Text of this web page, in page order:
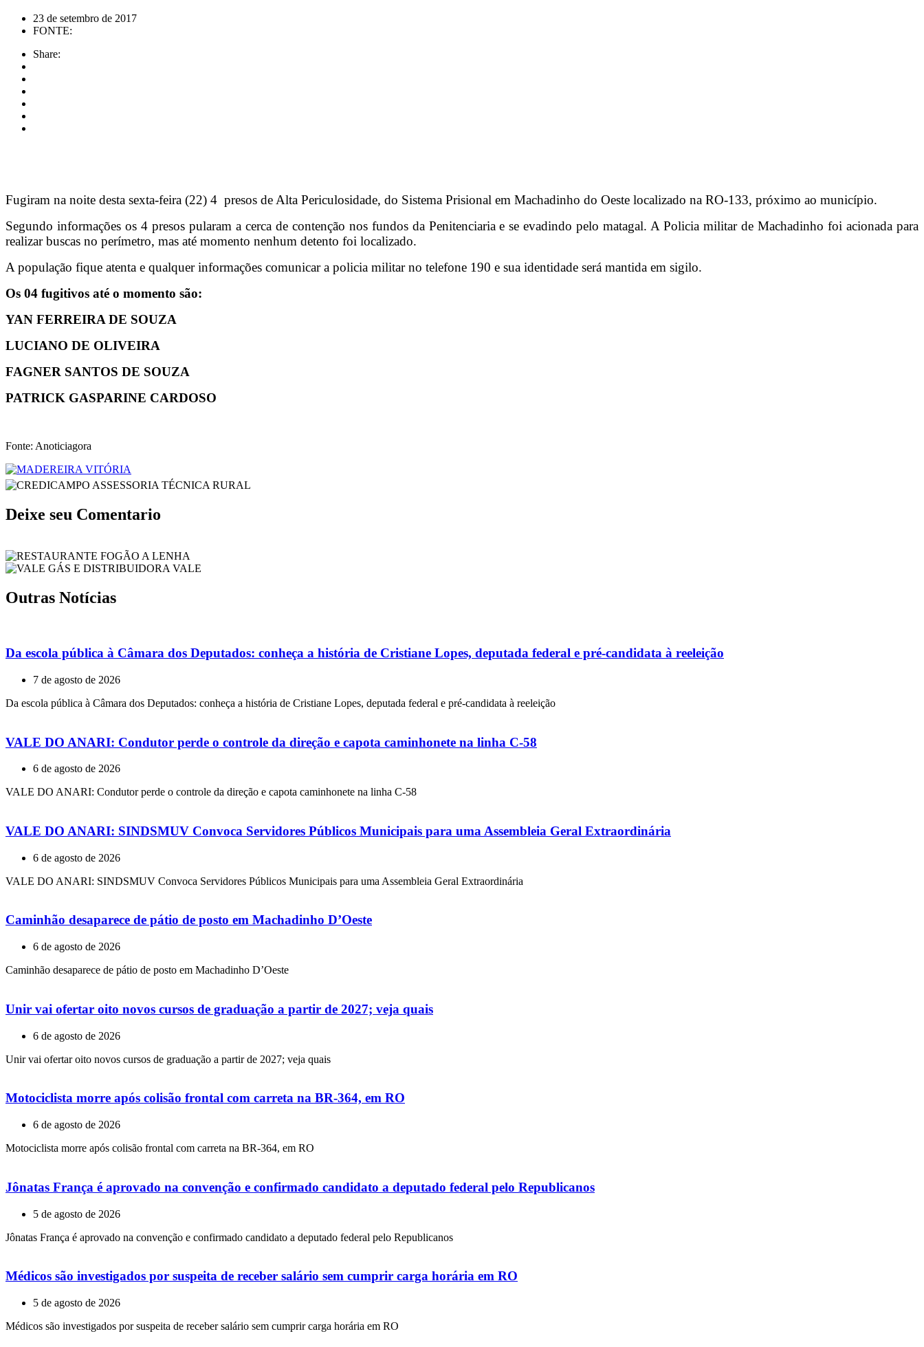
23 de setembro de 2017
FONTE:
Share:
Fugiram na noite desta sexta-feira (22) 4 presos de Alta Periculosidade, do Sistema Prisional em Machadinho do Oeste localizado na RO-133, próximo ao município.
Segundo informações os 4 presos pularam a cerca de contenção nos fundos da Penitenciaria e se evadindo pelo matagal. A Policia militar de Machadinho foi acionada para
realizar buscas no perímetro, mas até momento nenhum detento foi localizado.
A população fique atenta e qualquer informações comunicar a policia militar no telefone 190 e sua identidade será mantida em sigilo.
Os 04 fugitivos até o momento são:
YAN FERREIRA DE SOUZA
LUCIANO DE OLIVEIRA
FAGNER SANTOS DE SOUZA
PATRICK GASPARINE CARDOSO
Fonte: Anoticiagora
Deixe seu Comentario
Outras Notícias
Da escola pública à Câmara dos Deputados: conheça a história de Cristiane Lopes, deputada federal e pré-candidata à reeleição
7 de agosto de 2026
Da escola pública à Câmara dos Deputados: conheça a história de Cristiane Lopes, deputada federal e pré-candidata à reeleição
VALE DO ANARI: Condutor perde o controle da direção e capota caminhonete na linha C-58
6 de agosto de 2026
VALE DO ANARI: Condutor perde o controle da direção e capota caminhonete na linha C-58
VALE DO ANARI: SINDSMUV Convoca Servidores Públicos Municipais para uma Assembleia Geral Extraordinária
6 de agosto de 2026
VALE DO ANARI: SINDSMUV Convoca Servidores Públicos Municipais para uma Assembleia Geral Extraordinária
Caminhão desaparece de pátio de posto em Machadinho D’Oeste
6 de agosto de 2026
Caminhão desaparece de pátio de posto em Machadinho D’Oeste
Unir vai ofertar oito novos cursos de graduação a partir de 2027; veja quais
6 de agosto de 2026
Unir vai ofertar oito novos cursos de graduação a partir de 2027; veja quais
Motociclista morre após colisão frontal com carreta na BR-364, em RO
6 de agosto de 2026
Motociclista morre após colisão frontal com carreta na BR-364, em RO
Jônatas França é aprovado na convenção e confirmado candidato a deputado federal pelo Republicanos
5 de agosto de 2026
Jônatas França é aprovado na convenção e confirmado candidato a deputado federal pelo Republicanos
Médicos são investigados por suspeita de receber salário sem cumprir carga horária em RO
5 de agosto de 2026
Médicos são investigados por suspeita de receber salário sem cumprir carga horária em RO